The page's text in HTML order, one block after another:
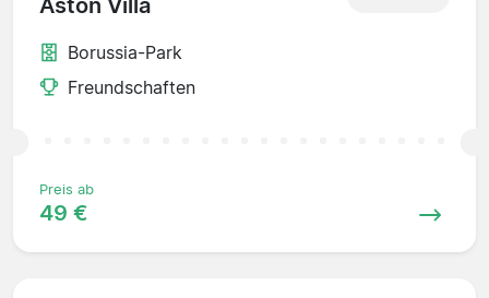
Borussia-Park
Freundschaften
Preis ab
49 €